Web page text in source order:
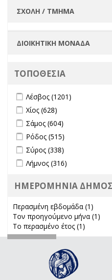
ΤΟΠΟΘΕΣΙΑ
Apply Λέσβος filter
Λέσβος (1201)
Apply Χίος filter
Χίος (628)
Apply Σάμος filter
Σάμος (604)
Apply Ρόδος filter
Ρόδος (515)
Apply Σύρος filter
Σύρος (338)
Apply Λήμνος filter
Λήμνος (316)
ΗΜΕΡΟΜΗΝΙΑ
Περασμένη εβδομάδα (1)
Τον προηγούμενο μήνα (1)
Το περασμένο έτος (1)